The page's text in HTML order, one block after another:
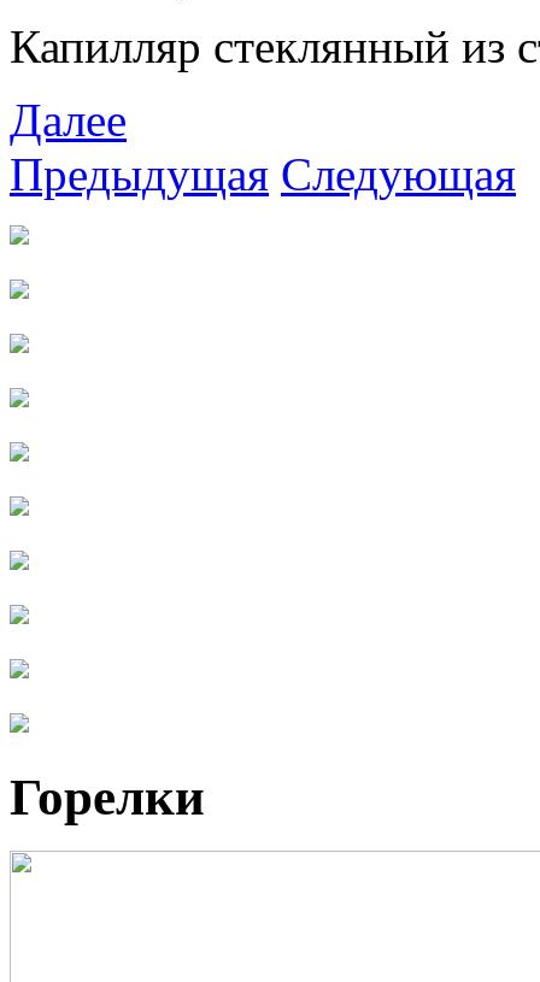
Капилляр стеклянный из
Далее
Предыдущая Следующая
Горелки